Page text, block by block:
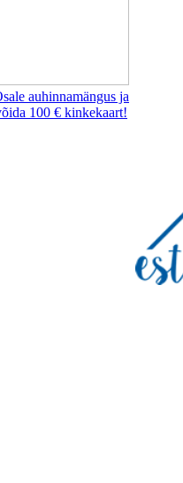
auhinnamängus ja
100 € kinkekaart!